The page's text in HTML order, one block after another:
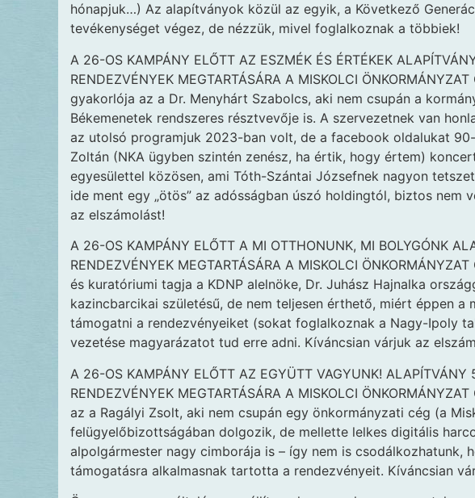
hónapjuk…) Az alapítványok közül az egyik, a Következő
tevékenységet végez, de nézzük, mivel foglalkoznak a többiek!
A 26-OS KAMPÁNY ELŐTT AZ ESZMÉK ÉS ÉRTÉKEK
RENDEZVÉNYEK MEGTARTÁSÁRA A MISKOLCI
gyakorlója az a Dr. Menyhárt Szabolcs, aki nem csupán a
Békemenetek rendszeres résztvevője is. A szervezetnek van
az utolsó programjuk 2023-ban volt, de a facebook oldalukat
Zoltán (NKA ügyben szintén zenész, ha értik, hogy értem)
egyesülettel közösen, ami Tóth-Szántai Józsefnek nagyon
ide ment egy „ötös” az adósságban úszó holdingtól, biztos nem
az elszámolást!
A 26-OS KAMPÁNY ELŐTT A MI OTTHONUNK, MI BOLYGÓNK
RENDEZVÉNYEK MEGTARTÁSÁRA A MISKOLCI
és kuratóriumi tagja a KDNP alelnöke, Dr. Juhász Hajnalka
kazincbarcikai születésű, de nem teljesen érthető, miért éppen a
támogatni a rendezvényeiket (sokat foglalkoznak a Nagy-Ipoly
vezetése magyarázatot tud erre adni. Kíváncsian várjuk az
A 26-OS KAMPÁNY ELŐTT AZ EGYÜTT VAGYUNK! ALAPÍTVÁNY
RENDEZVÉNYEK MEGTARTÁSÁRA A MISKOLCI
az a Ragályi Zsolt, aki nem csupán egy önkormányzati cég (a
felügyelőbizottságában dolgozik, de mellette lelkes digitális
alpolgármester nagy cimborája is – így nem is csodálkozhatunk,
támogatásra alkalmasnak tartotta a rendezvényeit. Kíváncsian